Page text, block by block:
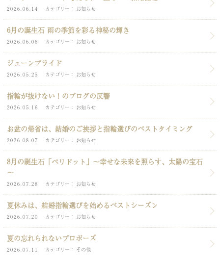
2026.06.14 カテゴリー お知らせ
6月の誕生石 雨の季節を彩る神秘の輝き
2026.06.06 カテゴリー お知らせ
ジューンブライド
2026.05.25 カテゴリー お知らせ
指輪が抜けない！のブログの反響
2026.05.16 カテゴリー お知らせ
お盆の帰省は、結婚のご挨拶と指輪選びのベストタイミング
2026.08.07 カテゴリー お知らせ
8月の誕生石「ペリドット」～幸せな未来を照らす、太陽の宝石
～
2026.07.28 カテゴリー お知らせ
夏休みは、結婚指輪選びを始めるベストシーズン
2026.07.20 カテゴリー お知らせ
夏の忘れられないプロポーズ
2026.07.11 カテゴリー その他